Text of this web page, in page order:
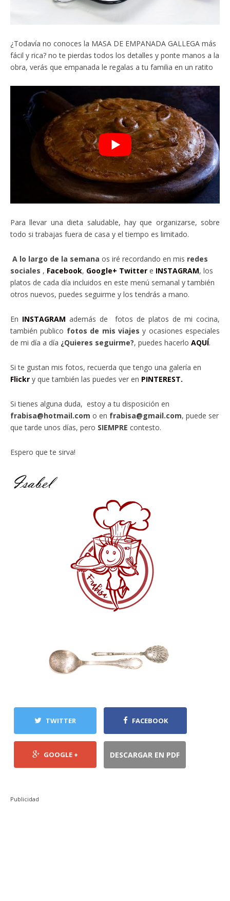
¿Todavía no conoces la MASA DE EMPANADA GALLEGA más
fácil y rica? no te pierdas todos los detalles y ponte manos a la
obra, verás que empanada le regalas a tu familia en un ratito
Para llevar una dieta saludable, hay que organizarse, sobre
todo si trabajas fuera de casa y el tiempo es limitado.
A lo largo de la semana os iré recordando en mis redes
sociales , Facebook, Google+ Twitter e INSTAGRAM, los
platos de cada día incluidos en este menú semanal y también
otros nuevos, puedes seguirme y los tendrás a mano.
En INSTAGRAM además de fotos de platos de mi cocina,
también publico fotos de mis viajes y ocasiones especiales
de mi día a día ¿Quieres seguirme?, puedes hacerlo AQUÍ.
Si te gustan mis fotos, recuerda que tengo una galería en
Flickr y que también las puedes ver en PINTEREST.
Si tienes alguna duda, estoy a tu disposición en
frabisa@hotmail.com o en frabisa@gmail.com, puede ser
que tarde unos días, pero SIEMPRE contesto.
Espero que te sirva!
TWITTER FACEBOOK
GOOGLE + DESCARGAR EN PDF
Publicidad